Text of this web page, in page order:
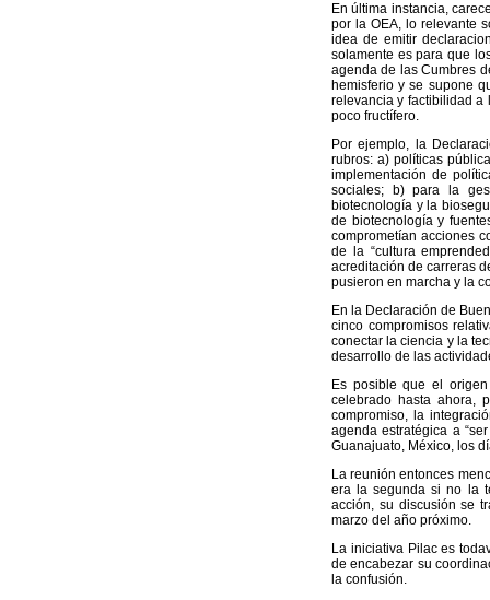
En última instancia,
por la OEA, lo relevante
idea de emitir
solamente es para que
agenda de las Cumbres
hemisferio y se supone
relevancia y factibilidad a
poco fructífero.
Por ejemplo, la
rubros: a) políticas
implementación de
sociales; b) para la
biotecnología y la
de biotecnología y
comprometían acciones
de la “cultura
acreditación de carreras
pusieron en marcha y la
En la Declaración de
cinco compromisos
conectar la ciencia y la
desarrollo de las
Es posible que el
celebrado hasta ahora,
compromiso, la
agenda estratégica a
Guanajuato, México, los
La reunión entonces
era la segunda si no la
acción, su discusión se
marzo del año próximo.
La iniciativa Pilac es
de encabezar su
la confusión.